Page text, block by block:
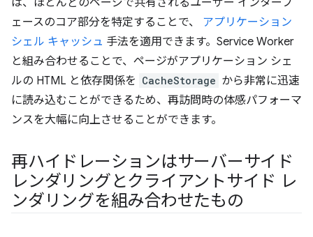
ェースのコア部分を特定することで、 アプリケーション
シェル キャッシュ 手法を適用できます。Service Worker
と組み合わせることで、ページがアプリケーション シェ
ルの HTML と依存関係を CacheStorage から非常に迅速
に読み込むことができるため、再訪問時の体感パフォーマ
ンスを大幅に向上させることができます。
再ハイドレーションはサーバーサイド
レンダリングとクライアントサイド レ
ンダリングを組み合わせたもの